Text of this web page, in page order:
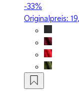
-33%
Originalpreis: